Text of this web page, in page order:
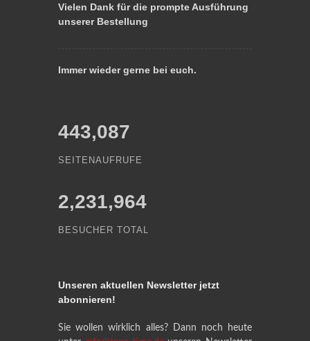
Vielen Dank für die prompte Ausführung
unserer Bestellung
Immer wieder gerne bei euch.
443,087
SEITENAUFRUFE
2,231,964
BESUCHER TOTAL
Unseren aktuellen Newsletter jetzt
abonnieren!
Sie wollen wirklich alles? Dann noch heute